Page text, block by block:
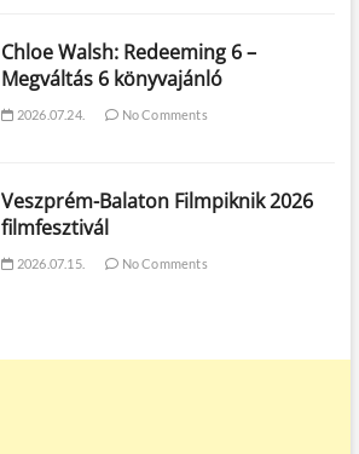
Chloe Walsh: Redeeming 6 –
Megváltás 6 könyvajánló
2026.07.24. No Comments
Veszprém-Balaton Filmpiknik 2026
filmfesztivál
2026.07.15. No Comments